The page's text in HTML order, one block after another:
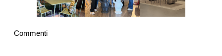
Commenti